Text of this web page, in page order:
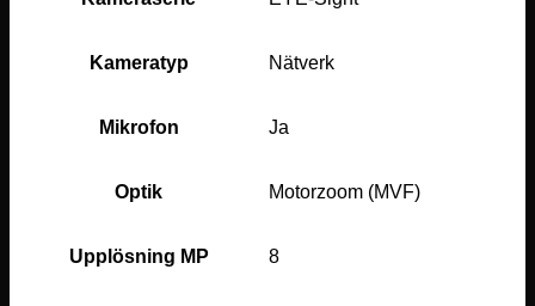
Kameratyp Nätverk
Mikrofon Ja
Optik Motorzoom (MVF)
Upplösning MP 8